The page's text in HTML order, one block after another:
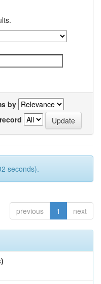
by
seconds).
previous 1 next